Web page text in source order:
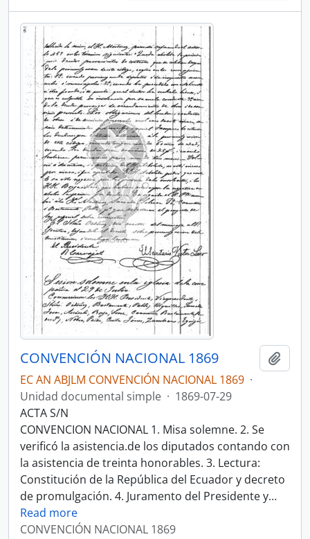
CONVENCIÓN NACIONAL 1869
EC AN ABJLM CONVENCIÓN NACIONAL 1869 ·
Unidad documental simple · 1869-07-29
ACTA S/N
CONVENCION NACIONAL 1. Misa solemne. 2. Se
verificó la asistencia.de los diputados contando con
la asistencia de treinta honorables. 3. Lectura:
Constitución de la República del Ecuador y decreto
de promulgación. 4. Juramento del Presidente y…
Read more
CONVENCIÓN NACIONAL 1869